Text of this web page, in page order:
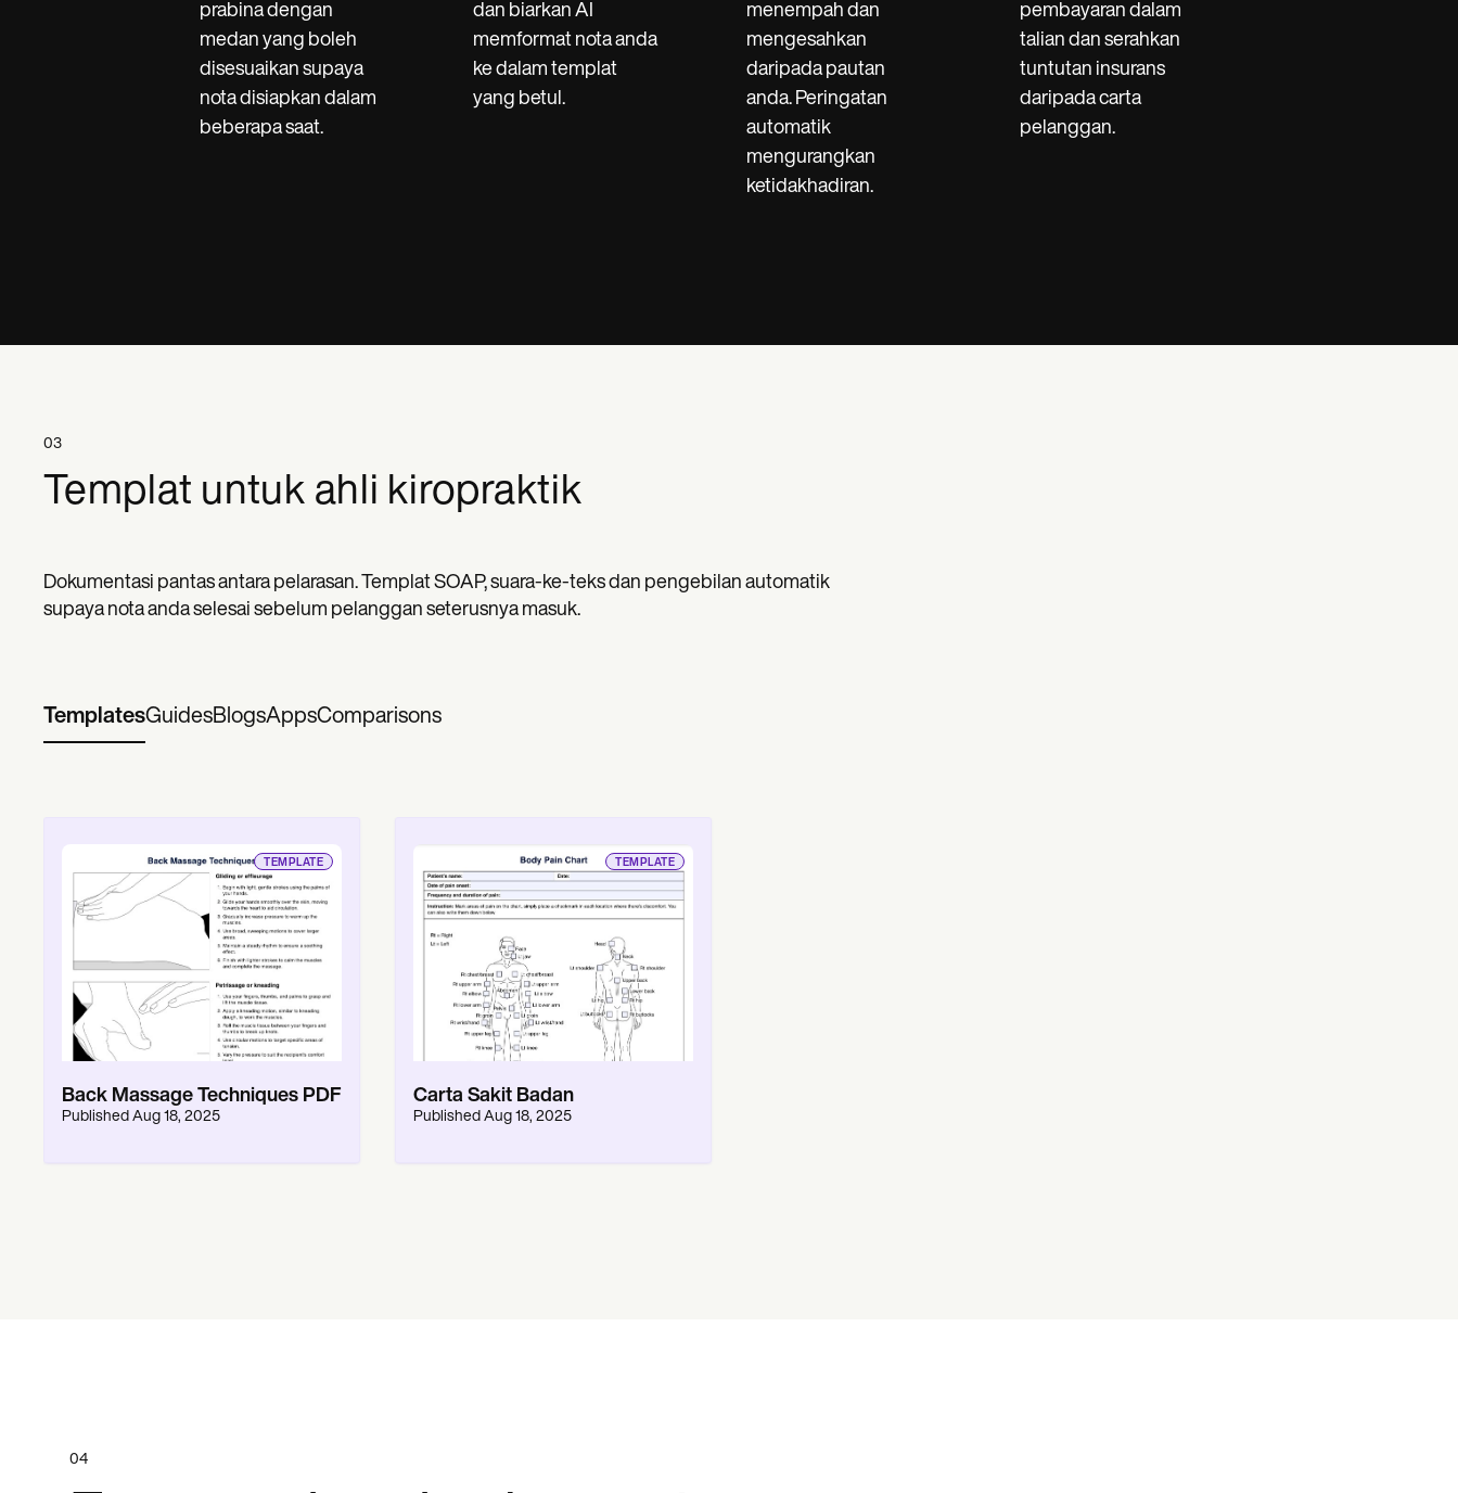
prabina dengan
medan yang boleh
disesuaikan supaya
nota disiapkan dalam
beberapa saat.
dan biarkan AI
memformat nota anda
ke dalam templat
yang betul.
menempah dan
mengesahkan
daripada pautan
anda. Peringatan
automatik
mengurangkan
ketidakhadiran.
pembayaran dalam
talian dan serahkan
tuntutan insurans
daripada carta
pelanggan.
03
Templat untuk ahli kiropraktik
Dokumentasi pantas antara pelarasan. Templat SOAP, suara-ke-teks dan pengebilan automatik
supaya nota anda selesai sebelum pelanggan seterusnya masuk.
TemplatesGuidesBlogsAppsComparisons
TEMPLATE
Back Massage Techniques PDF
Published Aug 18, 2025
TEMPLATE
Carta Sakit Badan
Published Aug 18, 2025
04